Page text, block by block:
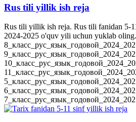
Rus tili yillik ish reja
Rus tili yillik ish reja. Rus tili fanidan 5-
2024-2025 o'quv yili uchun yuklab